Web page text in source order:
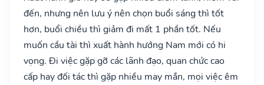
đến, nhưng nên lưu ý nên chọn buổi sáng thì tốt
hơn, buổi chiều thì giảm đi mất 1 phần tốt. Nếu
muốn cầu tài thì xuất hành hướng Nam mới có hi
vọng. Đi việc gặp gỡ các lãnh đạo, quan chức cao
cấp hay đối tác thì gặp nhiều may mắn, mọi việc êm